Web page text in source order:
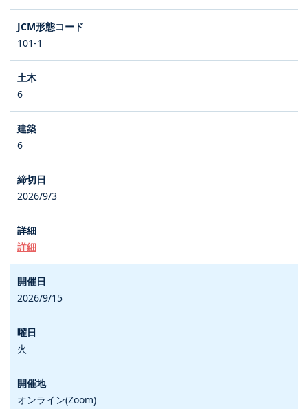
101-1
6
6
2026/9/3
詳細
2026/9/15
火
オンライン(Zoom)